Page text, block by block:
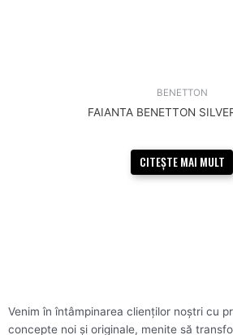
BENETTON
FAIANTA BENETTON
CITEȘTE MAI MULT
Venim în întâmpinarea clienților noștri cu
concepte noi și originale, menite să